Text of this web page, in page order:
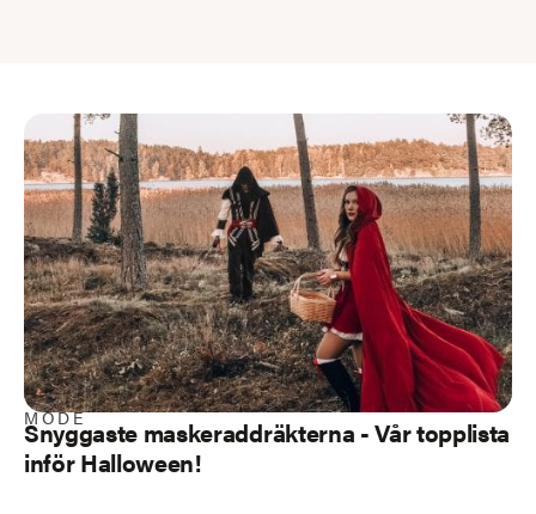
MODE
Snyggaste maskeraddräkterna - Vår topplista
inför Halloween!